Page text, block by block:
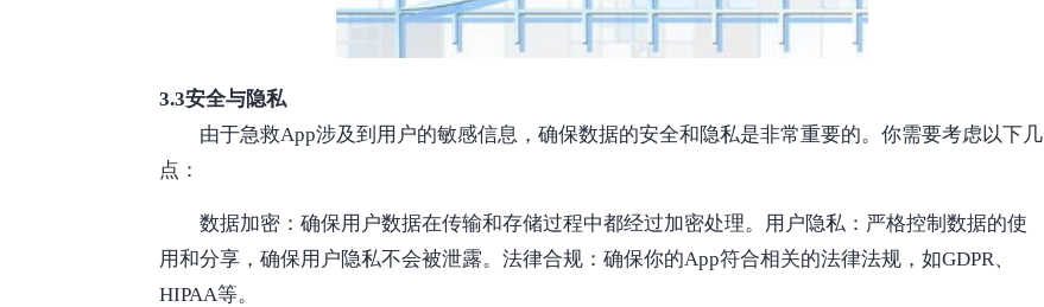
3.3安全与隐私
由于急救App涉及到用户的敏感信息，确保数据的安全和隐私是非常重要的。你需要考虑以下几
点：
数据加密：确保用户数据在传输和存储过程中都经过加密处理。用户隐私：严格控制数据的使
用和分享，确保用户隐私不会被泄露。法律合规：确保你的App符合相关的法律法规，如GDPR、
HIPAA等。